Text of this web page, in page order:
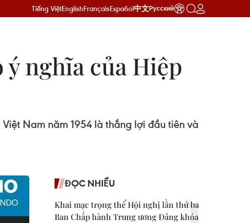
Tiếng ViệtEnglishFrançaisEspañol中文Русский
nghĩa của Hiệp
Nam năm 1954 là thắng lợi đầu tiên và
ĐỌC NHIỀU
Khai mạc trọng thể Hội nghị lần thứ ba
Ban Chấp hành Trung ương Đảng khóa